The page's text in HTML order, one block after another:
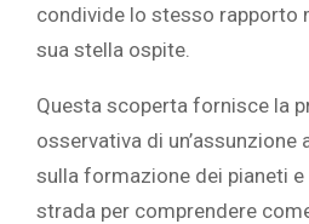
condivide lo stesso rapporto
sua stella ospite.
Questa scoperta fornisce la
osservativa di
sulla formazione dei pianeti e
strada per comprendere